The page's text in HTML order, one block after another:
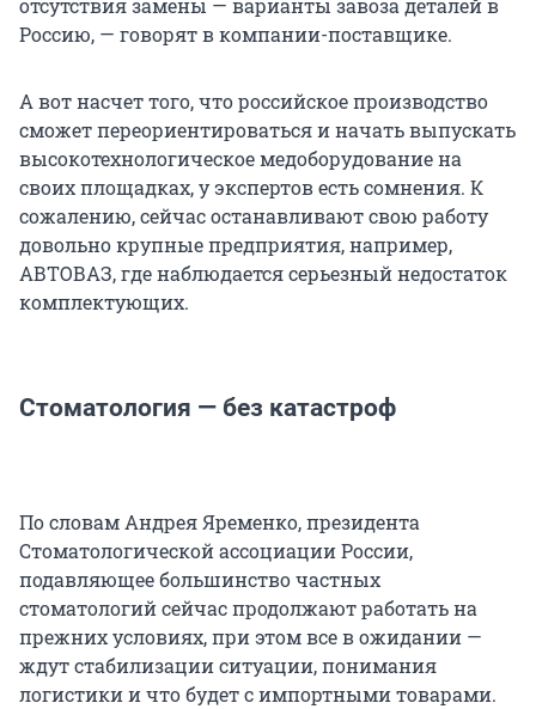
отсутствия замены — варианты завоза деталей в
Россию, — говорят в компании-поставщике.
А вот насчет того, что российское производство
сможет переориентироваться и начать выпускать
высокотехнологическое медоборудование на
своих площадках, у экспертов есть сомнения. К
сожалению, сейчас останавливают свою работу
довольно крупные предприятия, например,
АВТОВАЗ, где наблюдается серьезный недостаток
комплектующих.
Стоматология — без катастроф
По словам Андрея Яременко, президента
Стоматологической ассоциации России,
подавляющее большинство частных
стоматологий сейчас продолжают работать на
прежних условиях, при этом все в ожидании —
ждут стабилизации ситуации, понимания
логистики и что будет с импортными товарами.